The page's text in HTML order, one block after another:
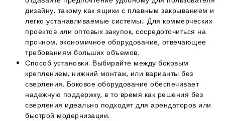
дизайну, такому как ящики с плавным закрыванием и
легко устанавливаемые системы.. Для коммерческих
проектов или оптовых закупок, сосредоточиться на
прочном, экономичное оборудование, отвечающее
требованиям больших объемов.
Способ установки: Выбирайте между боковым
креплением, нижний монтаж, или варианты без
сверления. Боковое оборудование обеспечивает
надежную поддержку, в то время как решения без
сверления идеально подходят для арендаторов или
быстрой модернизации.